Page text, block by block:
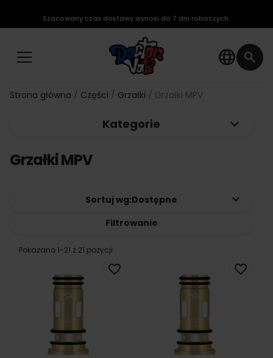
language search
Szacowany czas dostawy wynosi do 7 dni roboczych.
Strona główna Części Grzałki Grzałki MPV
Kategorie keyboard_arrow_down
Grzałki MPV
Sortuj wg:Dostępne keyboard_arrow_down
Filtrowanie
Pokazano 1-21 z 21 pozycji
favorite_border favorite_border